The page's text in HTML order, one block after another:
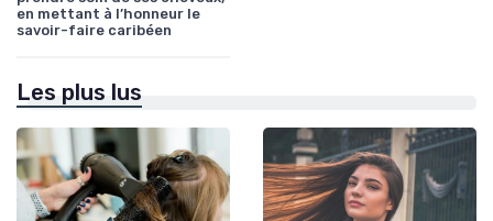
en mettant à l’honneur le
savoir-faire caribéen
Les plus lus